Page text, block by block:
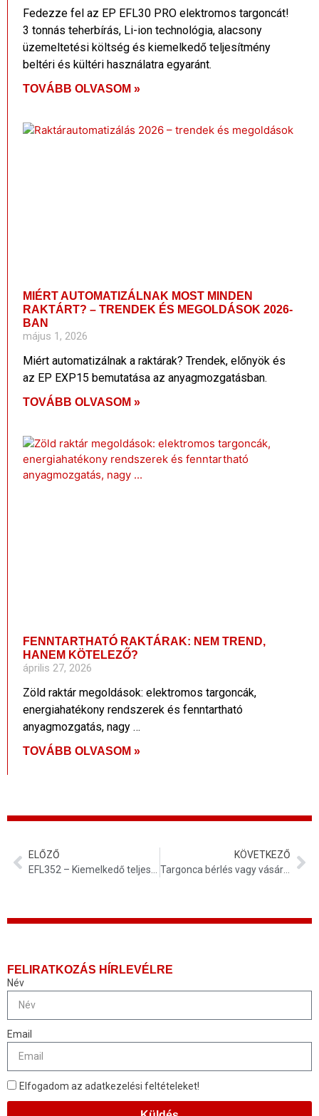
Fedezze fel az EP EFL30 PRO elektromos targoncát!
3 tonnás teherbírás, Li-ion technológia, alacsony
üzemeltetési költség és kiemelkedő teljesítmény
beltéri és kültéri használatra egyaránt.
TOVÁBB OLVASOM »
MIÉRT AUTOMATIZÁLNAK MOST MINDEN
RAKTÁRT? – TRENDEK ÉS MEGOLDÁSOK 2026-
BAN
május 1, 2026
Miért automatizálnak a raktárak? Trendek, előnyök és
az EP EXP15 bemutatása az anyagmozgatásban.
TOVÁBB OLVASOM »
FENNTARTHATÓ RAKTÁRAK: NEM TREND,
HANEM KÖTELEZŐ?
április 27, 2026
Zöld raktár megoldások: elektromos targoncák,
energiahatékony rendszerek és fenntartható
anyagmozgatás, nagy …
TOVÁBB OLVASOM »
ELŐZŐ
KÖVETKEZŐ
Targonca bérlés vagy vásárlás? Mutatjuk az előnyöket és hátrányokat
FELIRATKOZÁS HÍRLEVÉLRE
Név
Email
Elfogadom az adatkezelési feltételeket!